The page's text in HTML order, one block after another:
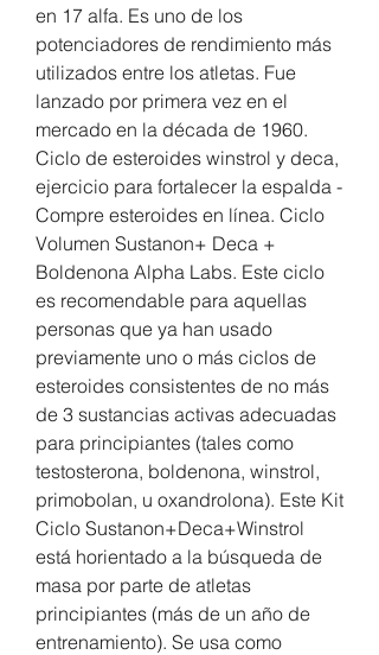
en 17 alfa. Es uno de los
potenciadores de rendimiento más
utilizados entre los atletas. Fue
lanzado por primera vez en el
mercado en la década de 1960.
Ciclo de esteroides winstrol y deca,
ejercicio para fortalecer la espalda -
Compre esteroides en línea. Ciclo
Volumen Sustanon+ Deca +
Boldenona Alpha Labs. Este ciclo
es recomendable para aquellas
personas que ya han usado
previamente uno o más ciclos de
esteroides consistentes de no más
de 3 sustancias activas adecuadas
para principiantes (tales como
testosterona, boldenona, winstrol,
primobolan, u oxandrolona). Este Kit
Ciclo Sustanon+Deca+Winstrol
está horientado a la búsqueda de
masa por parte de atletas
principiantes (más de un año de
entrenamiento). Se usa como